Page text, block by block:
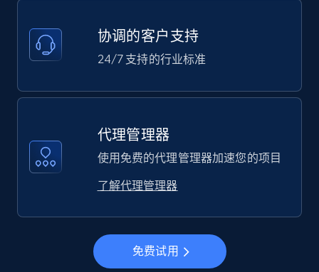
协调的客户支持
24/7 支持的行业标准
代理管理器
使用免费的代理管理器加速您的项目
了解代理管理器
免费试用